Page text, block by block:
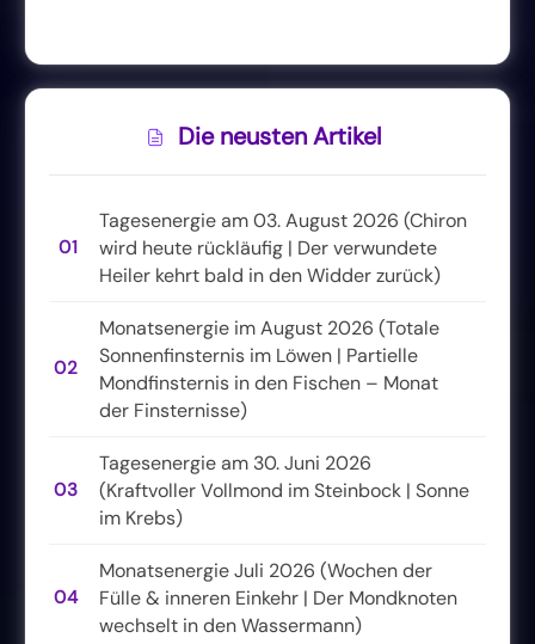
Die neusten Artikel
01
Tagesenergie am 03. August 2026 (Chiron
wird heute rückläufig | Der verwundete
Heiler kehrt bald in den Widder zurück)
02
Monatsenergie im August 2026 (Totale
Sonnenfinsternis im Löwen | Partielle
Mondfinsternis in den Fischen – Monat
der Finsternisse)
03
Tagesenergie am 30. Juni 2026
(Kraftvoller Vollmond im Steinbock | Sonne
im Krebs)
04
Monatsenergie Juli 2026 (Wochen der
Fülle & inneren Einkehr | Der Mondknoten
wechselt in den Wassermann)